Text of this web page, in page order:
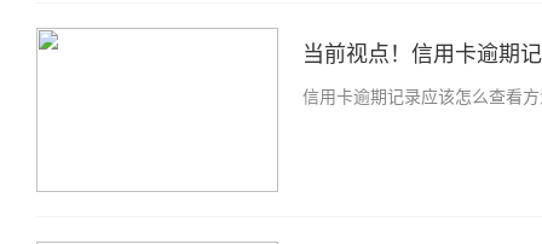
当前视点！信用卡逾期
信用卡逾期记录应该怎么查看